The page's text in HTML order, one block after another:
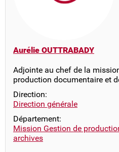
Aurélie OUTTRABADY
Adjointe au chef de la
production documentaire et
Direction:
Direction générale
Département:
Mission Gestion de
archives